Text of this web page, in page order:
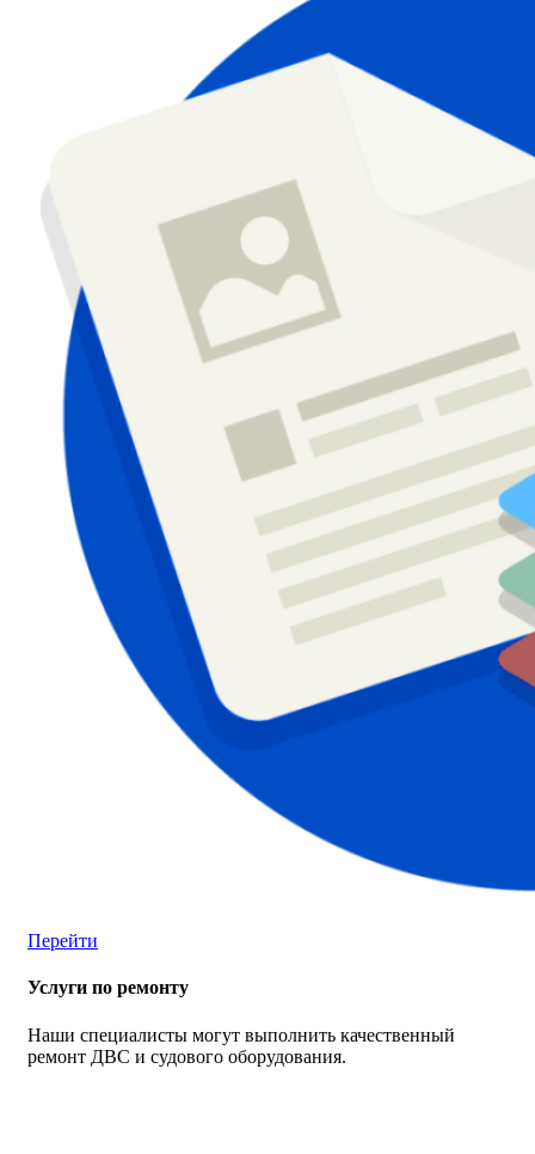
Перейти
Услуги по ремонту
Наши специалисты могут выполнить качественный
ремонт ДВС и судового оборудования.